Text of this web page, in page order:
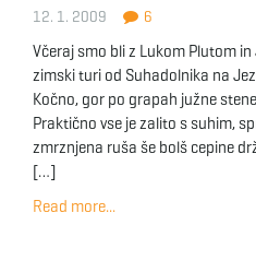
12. 1. 2009 6
Včeraj smo bli z Lukom Plutom
zimski turi od Suhadolnika na
Kočno, gor po grapah južne
Praktično vse je zalito s suhim,
zmrznjena ruša še bolš cepine
[…]
Read more...